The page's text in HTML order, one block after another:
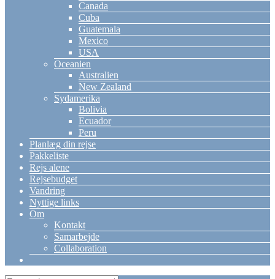
Canada
Cuba
Guatemala
Mexico
USA
Oceanien
Australien
New Zealand
Sydamerika
Bolivia
Ecuador
Peru
Planlæg din rejse
Pakkeliste
Rejs alene
Rejsebudget
Vandring
Nyttige links
Om
Kontakt
Samarbejde
Collaboration